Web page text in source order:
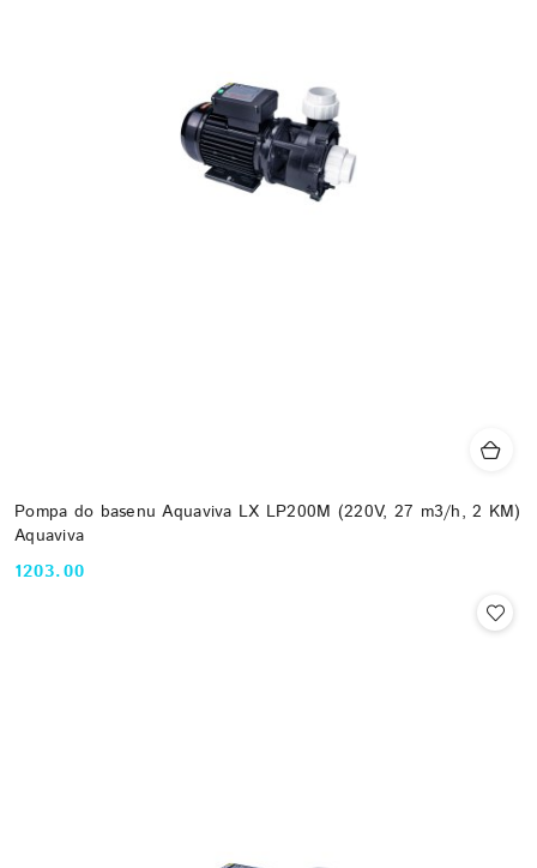
Pompa do basenu Aquaviva LX LP200M (220V, 27 m3/h, 2 KM)
Aquaviva
Cena:
1203.00